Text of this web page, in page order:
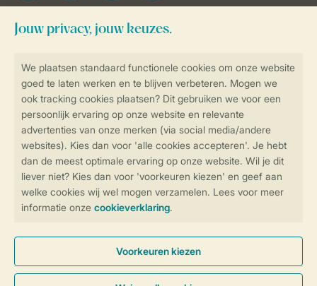
Controle over jouw gegevens &
Instellingen wijzigen
Veilig en snel online boeken
Veilige gegevensoverdracht
Veilige betaling
Blijf op de hoogte